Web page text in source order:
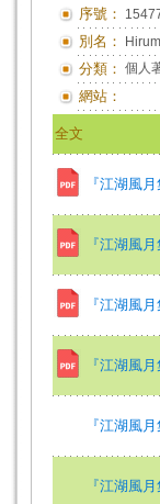
序號：
別名：
分類： 個人
網站：
全文
『江湖風
『江湖風
『江湖風
『江湖風
『江湖風
『江湖風